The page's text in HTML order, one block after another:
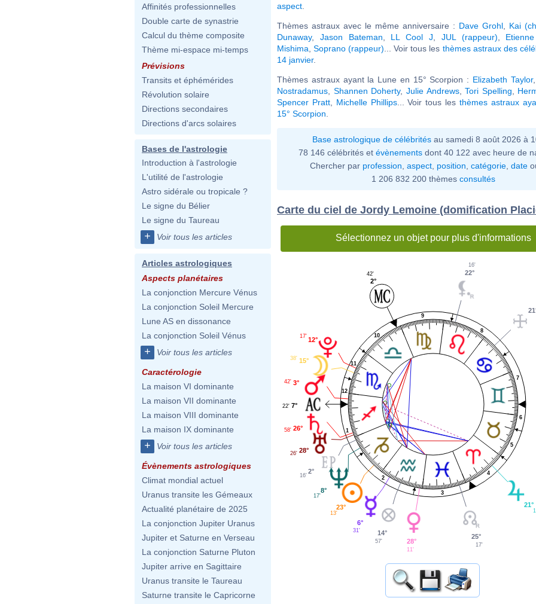
Affinités professionnelles
Double carte de synastrie
Calcul du thème composite
Thème mi-espace mi-temps
Prévisions
Transits et éphémérides
Révolution solaire
Directions secondaires
Directions d'arcs solaires
Bases de l'astrologie
Introduction à l'astrologie
L'utilité de l'astrologie
Astro sidérale ou tropicale ?
Le signe du Bélier
Le signe du Taureau
+ Voir tous les articles
Articles astrologiques
Aspects planétaires
La conjonction Mercure Vénus
La conjonction Soleil Mercure
Lune AS en dissonance
La conjonction Soleil Vénus
+ Voir tous les articles
Caractérologie
La maison VI dominante
La maison VII dominante
La maison VIII dominante
La maison IX dominante
+ Voir tous les articles
Évènements astrologiques
Climat mondial actuel
Uranus transite les Gémeaux
Actualité planétaire de 2025
La conjonction Jupiter Uranus
Jupiter et Saturne en Verseau
La conjonction Saturne Pluton
Jupiter arrive en Sagittaire
Uranus transite le Taureau
Saturne transite le Capricorne
aspect
Thèmes astraux avec le même anniversaire : Dave Grohl Kai
Dunaway, Jason Bateman LL Cool J JUL (rappeur)
Mishima ,Soprano (rappeur) ... Voir tous les thèmes astraux des
14 janvier.
Thèmes astraux ayant la Lune en 15° Scorpion : Elizabeth Taylor
Nostradamus
Shannen Doherty, Julie Andrews,Tori Spelling
Spencer Pratt, Michelle Phillips... Voir tous les thèmes astraux
15° Scorpion
Base astrologique de célébritésau samedi 8 août 2026 à
78 146 célébrités et évènements dont 40 122 avec heure de
Chercher par profession aspect position catégorie date
1 206 832 200 thèmes consultés
Carte du ciel de Jordy Lemoine (domification
Sélectionnez un objet pour plus d'informations
1
2
3
4
5
6
7
8
9
10
11
12
22°
16'
2°
42'
12°
17'
15°
38'
3°
42'
7°
22'
26°
58'
28°
26'
2°
16'
8°
17'
23°
13'
6°
31' 14°
57' 28°
11'
25°
17'
21°